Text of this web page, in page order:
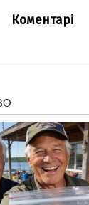
Коментарі